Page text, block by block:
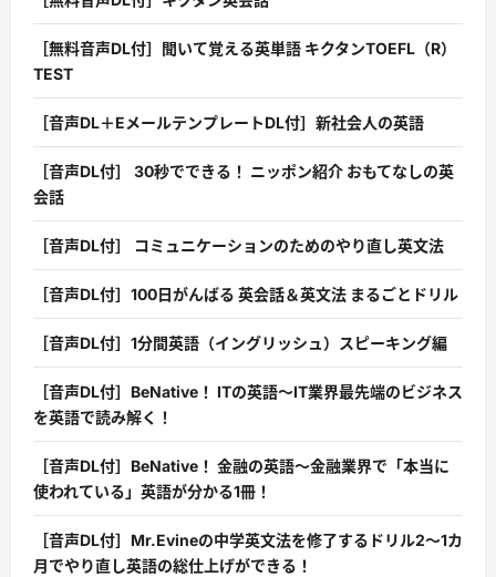
［無料音声DL付］聞いて覚える英単語 キクタンTOEFL（R）
TEST
［音声DL＋EメールテンプレートDL付］新社会人の英語
［音声DL付］ 30秒でできる！ ニッポン紹介 おもてなしの英
会話
［音声DL付］ コミュニケーションのためのやり直し英文法
［音声DL付］100日がんばる 英会話＆英文法 まるごとドリル
［音声DL付］1分間英語（イングリッシュ）スピーキング編
［音声DL付］BeNative！ ITの英語〜IT業界最先端のビジネス
を英語で読み解く！
［音声DL付］BeNative！ 金融の英語〜金融業界で「本当に
使われている」英語が分かる1冊！
［音声DL付］Mr.Evineの中学英文法を修了するドリル2〜1カ
月でやり直し英語の総仕上げができる！